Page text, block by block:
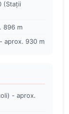
(Stații
896 m
aprox. 930 m
- aprox.